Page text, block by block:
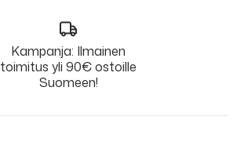
Kampanja: Ilmainen
toimitus yli 90€ ostoille
Suomeen!